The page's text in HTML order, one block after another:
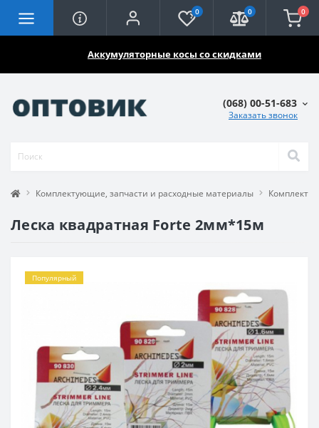
Аккумуляторные косы со скидками
0 0 0
(068) 00-51-683
Заказать звонок
Комплектующие, запчасти и расходные материалы
Леска квадратная Forte 2мм*15м
Популярный